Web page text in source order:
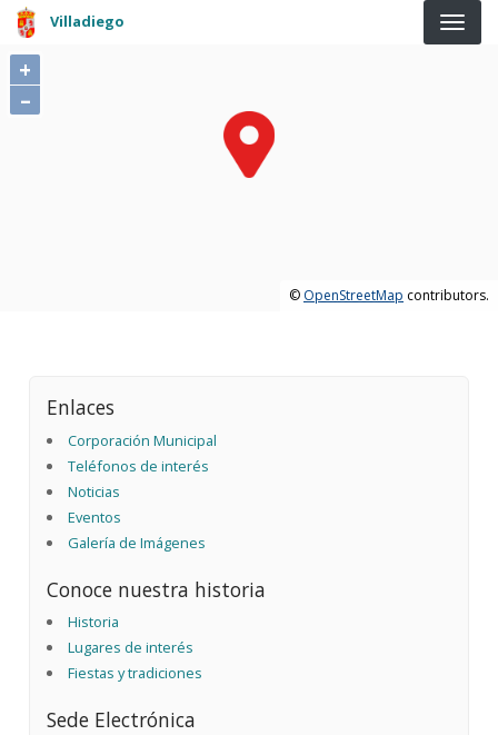
Pasar al contenido principal
Villadiego
+
–
© OpenStreetMap contributors.
Enlaces
Corporación Municipal
Teléfonos de interés
Noticias
Eventos
Galería de Imágenes
Conoce nuestra historia
Historia
Lugares de interés
Fiestas y tradiciones
Sede Electrónica